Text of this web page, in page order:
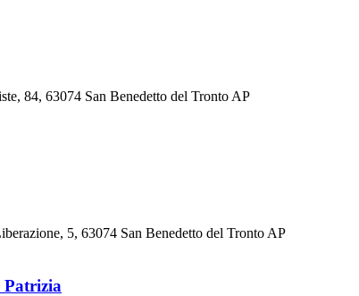
84, 63074 San Benedetto del Tronto AP
5, 63074 San Benedetto del Tronto AP